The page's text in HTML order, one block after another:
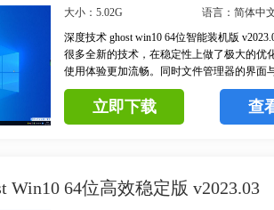
大小：5.02G
语言：简体中
深度技术 ghost win10 64位智能装机版
很多全新的技术，在稳定性上做了极大的优
使用体验更加流畅。同时文件管理器的界面
致，添加了 Quick Access 和“此电脑”两个文
件管理的效率。
立即下载 查
Win10 64位高效稳定版 v2023.03